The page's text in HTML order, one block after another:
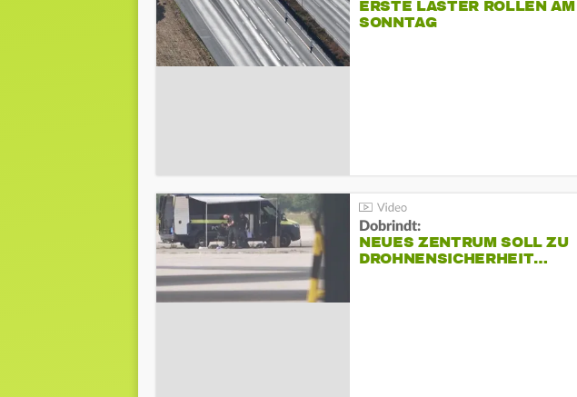
ERSTE LASTER ROLLEN AM
SONNTAG
Dobrindt:
NEUES ZENTRUM SOLL ZU
DROHNENSICHERHEIT…